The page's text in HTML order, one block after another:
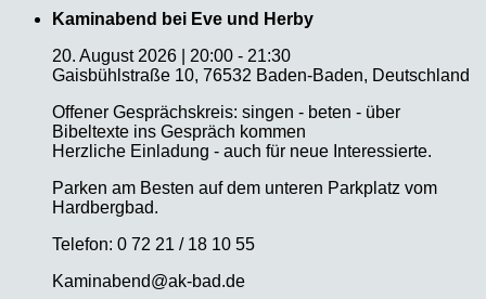
Kaminabend bei Eve und Herby
20. August 2026
20:00 - 21:30
Gaisbühlstraße 10, 76532 Baden-Baden, Deutschland
Offener Gesprächskreis: singen - beten - über
Bibeltexte ins Gespräch kommen
Herzliche Einladung - auch für neue Interessierte.
Parken am Besten auf dem unteren Parkplatz vom
Hardbergbad.
Telefon: 0 72 21 / 18 10 55
Kaminabend@ak-bad.de